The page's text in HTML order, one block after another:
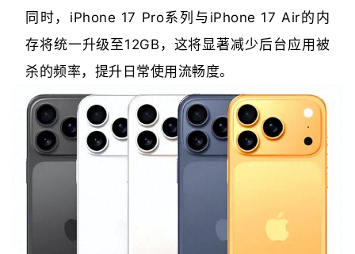
同时，iPhone 17 Pro系列与iPhone 17 Air的内
存将统一升级至12GB，这将显著减少后台应用被
杀的频率，提升日常使用流畅度。